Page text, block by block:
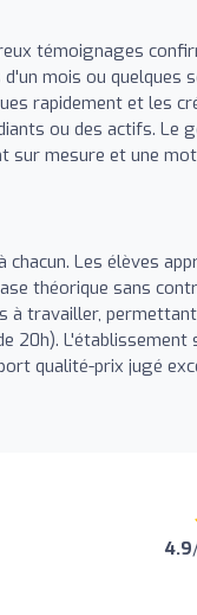
témoignages
mois ou quelques
rapidement et les
ou des actifs. Le
sur mesure et une
Les élèves
théorique sans
à travailler,
20h). L'établissement
qualité-prix jugé
4.9